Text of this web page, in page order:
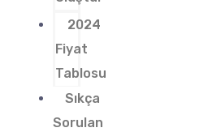
2024
Fiyat
Tablosu
Sıkça
Sorulan